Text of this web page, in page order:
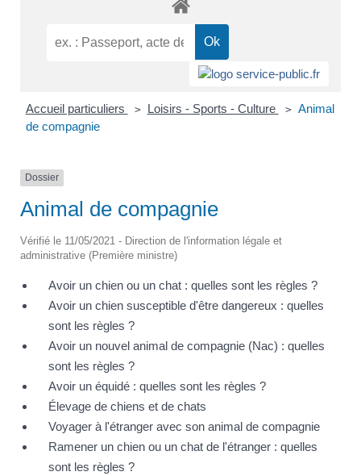
Accueil particuliers > Loisirs - Sports - Culture > Animal
de compagnie
Dossier
Animal de compagnie
Vérifié le 11/05/2021 - Direction de l'information légale et
administrative (Première ministre)
Avoir un chien ou un chat : quelles sont les règles ?
Avoir un chien susceptible d'être dangereux : quelles
sont les règles ?
Avoir un nouvel animal de compagnie (Nac) : quelles
sont les règles ?
Avoir un équidé : quelles sont les règles ?
Élevage de chiens et de chats
Voyager à l'étranger avec son animal de compagnie
Ramener un chien ou un chat de l'étranger : quelles
sont les règles ?